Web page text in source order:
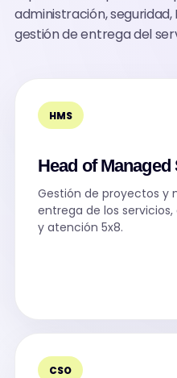
administración,
gestión de entrega del
HMS
Head of
Gestión de proyectos y
entrega de los
y atención 5x8.
CSO